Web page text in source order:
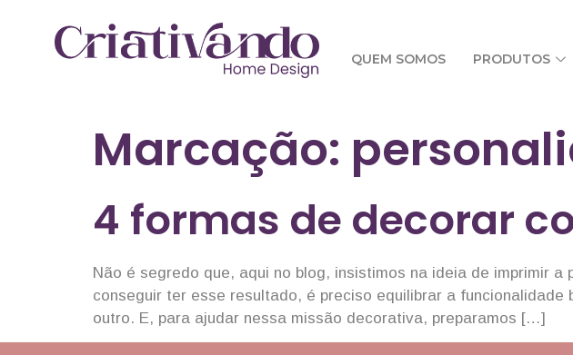
QUEM SOMOS PRODUTOS
Marcação:
4 formas de decorar
Não é segredo que, aqui no blog, insistimos na ideia de imprimir
conseguir ter esse resultado, é preciso equilibrar a
outro. E, para ajudar nessa missão decorativa, preparamos […]